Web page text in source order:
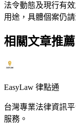
法令動態及現行有
用途，具體個案仍
相關文章推薦
EasyLaw 律點通
台灣專業法律資訊
服務。